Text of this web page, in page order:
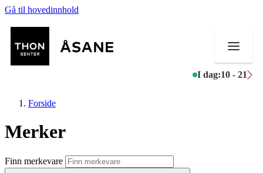
Gå til hovedinnhold
I dag:10 - 21
Butikker
Forside
Merker
Finn merkevare